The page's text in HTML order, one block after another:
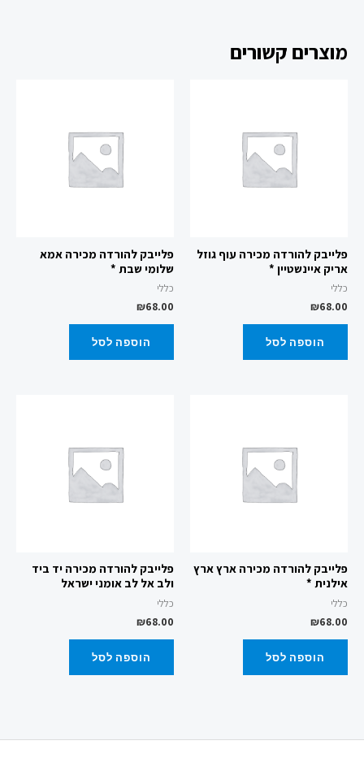
מוצרים קשורים
פלייבק להורדה מכירה עוף גוזל
אריק איינשטיין *
כללי
₪68.00
הוספה לסל
פלייבק להורדה מכירה אמא
שלומי שבת *
כללי
₪68.00
הוספה לסל
פלייבק להורדה מכירה ארץ ארץ
אילנית *
כללי
₪68.00
הוספה לסל
פלייבק להורדה מכירה יד ביד
ולב אל לב אומני ישראל
כללי
₪68.00
הוספה לסל